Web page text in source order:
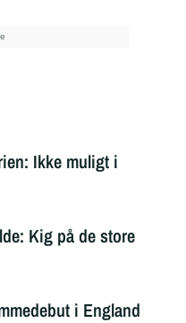
Ikke muligt i
Kig på de store
i England